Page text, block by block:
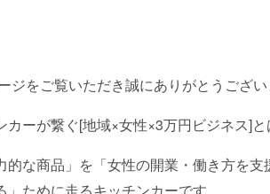
ジをご覧いただき誠にありがとうござい
カーが繋ぐ[地域×女性×3万円ビジネス]と
的な商品」を「女性の開業・働き方を
」ために走るキッチンカーです。